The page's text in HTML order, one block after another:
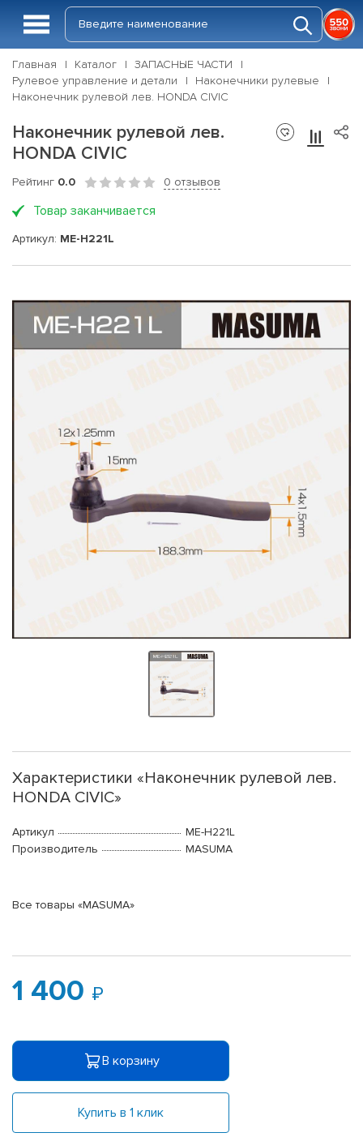
Главная Каталог
ЗАПАСНЫЕ ЧАСТИ
Рулевое управление и детали
Наконечники рулевые
Наконечник рулевой лев. HONDA CIVIC
Наконечник рулевой лев.
HONDA CIVIC
Рейтинг 0.0 0 отзывов
Товар заканчивается
Артикул: ME-H221L
Характеристики «Наконечник рулевой лев.
HONDA CIVIC»
Артикул
ME-H221L
Производитель
MASUMA
Все товары «MASUMA»
1 400
В корзину
Купить в 1 клик